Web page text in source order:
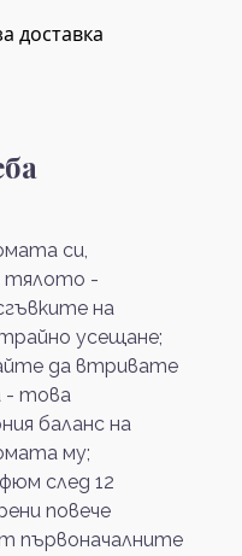
доставка
си,
тялото -
на
усещане;
да втривате
- това
баланс на
му;
след 12
повече
първоначалните